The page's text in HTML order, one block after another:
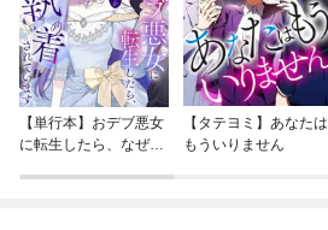
【単行本】おデブ悪女
に転生したら、なぜか
【タテヨミ】あなたは
もういりません